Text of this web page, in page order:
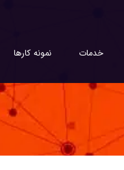
خدمات نمونه کارها